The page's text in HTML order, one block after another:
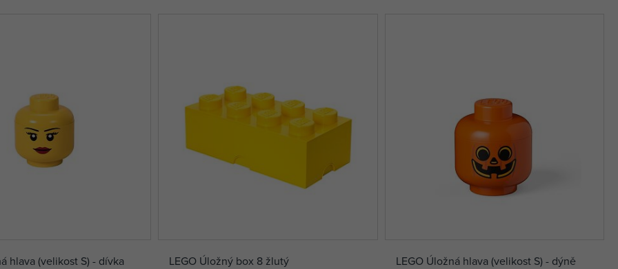
hlava (velikost S) - dívka LEGO Úložný box 8 žlutý LEGO Úložná hlava (velikost S) - dýně